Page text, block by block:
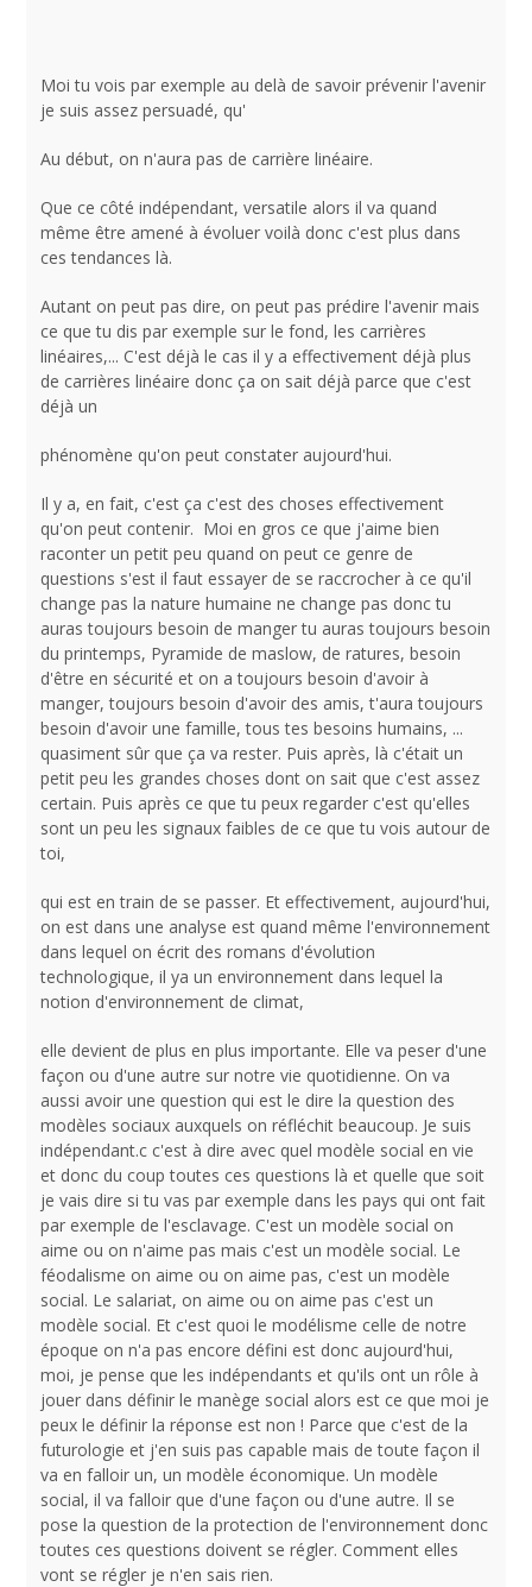
Moi tu vois par exemple au delà de savoir prévenir l'avenir
je suis assez persuadé, qu'
Au début, on n'aura pas de carrière linéaire.
Que ce côté indépendant, versatile alors il va quand
même être amené à évoluer voilà donc c'est plus dans
ces tendances là.
Autant on peut pas dire, on peut pas prédire l'avenir mais
ce que tu dis par exemple sur le fond, les carrières
linéaires,... C'est déjà le cas il y a effectivement déjà plus
de carrières linéaire donc ça on sait déjà parce que c'est
déjà un
phénomène qu'on peut constater aujourd'hui.
Il y a, en fait, c'est ça c'est des choses effectivement
qu'on peut contenir. Moi en gros ce que j'aime bien
raconter un petit peu quand on peut ce genre de
questions s'est il faut essayer de se raccrocher à ce qu'il
change pas la nature humaine ne change pas donc tu
auras toujours besoin de manger tu auras toujours besoin
du printemps, Pyramide de maslow, de ratures, besoin
d'être en sécurité et on a toujours besoin d'avoir à
manger, toujours besoin d'avoir des amis, t'aura toujours
besoin d'avoir une famille, tous tes besoins humains, ...
quasiment sûr que ça va rester. Puis après, là c'était un
petit peu les grandes choses dont on sait que c'est assez
certain. Puis après ce que tu peux regarder c'est qu'elles
sont un peu les signaux faibles de ce que tu vois autour de
toi,
qui est en train de se passer. Et effectivement, aujourd'hui,
on est dans une analyse est quand même l'environnement
dans lequel on écrit des romans d'évolution
technologique, il ya un environnement dans lequel la
notion d'environnement de climat,
elle devient de plus en plus importante. Elle va peser d'une
façon ou d'une autre sur notre vie quotidienne. On va
aussi avoir une question qui est le dire la question des
modèles sociaux auxquels on réfléchit beaucoup. Je suis
indépendant.c c'est à dire avec quel modèle social en vie
et donc du coup toutes ces questions là et quelle que soit
je vais dire si tu vas par exemple dans les pays qui ont fait
par exemple de l'esclavage. C'est un modèle social on
aime ou on n'aime pas mais c'est un modèle social. Le
féodalisme on aime ou on aime pas, c'est un modèle
social. Le salariat, on aime ou on aime pas c'est un
modèle social. Et c'est quoi le modélisme celle de notre
époque on n'a pas encore défini est donc aujourd'hui,
moi, je pense que les indépendants et qu'ils ont un rôle à
jouer dans définir le manège social alors est ce que moi je
peux le définir la réponse est non ! Parce que c'est de la
futurologie et j'en suis pas capable mais de toute façon il
va en falloir un, un modèle économique. Un modèle
social, il va falloir que d'une façon ou d'une autre. Il se
pose la question de la protection de l'environnement donc
toutes ces questions doivent se régler. Comment elles
vont se régler je n'en sais rien.